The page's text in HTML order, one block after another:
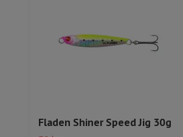
Fladen Shiner Speed Jig 30g